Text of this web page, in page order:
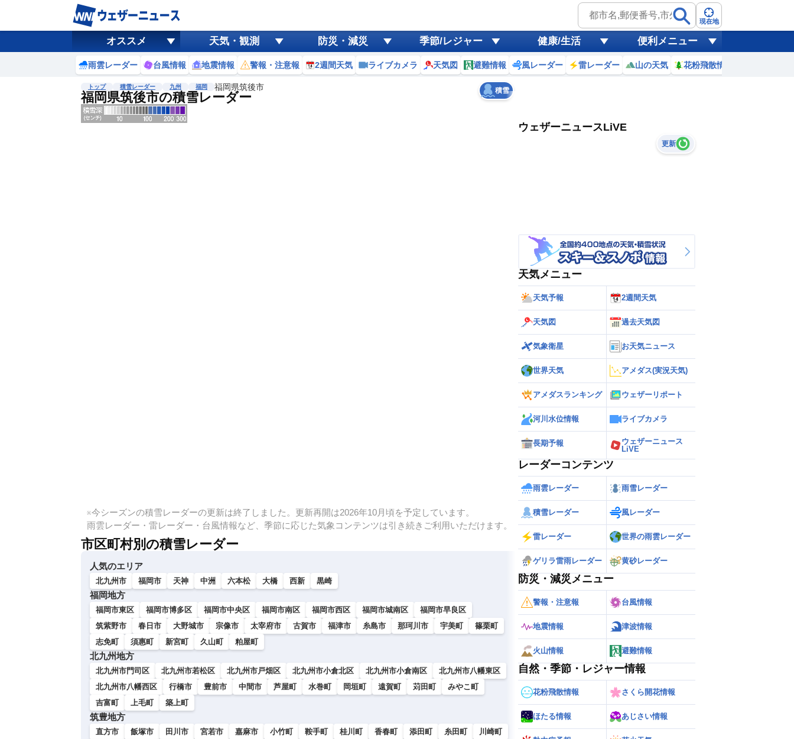
現在地
オススメ 天気・観測 防災・減災 季節/レジャー 健康/生活 便利メニュー
雨雲レーダー 台風情報 地震情報 警報・注意報 2週間天気 ライブカメラ 天気図 避難情報 風レーダー 雷レーダー 山の天気 花粉飛散情報
トップ 積雪レーダー 九州 福岡 福岡県筑後市
福岡県筑後市の積雪レーダー 積雪
黄砂
天気 台風
※今シーズンの積雪レーダーの更新は終了しました。更新再開は2026年10月頃を予定しています。
雨雲レーダー・雷レーダー・台風情報など、季節に応じた気象コンテンツは引き続きご利用いただけます。
市区町村別の積雪レーダー
人気のエリア
北九州市 福岡市 天神 中洲 六本松 大橋 西新 黒崎
福岡地方
福岡市東区 福岡市博多区 福岡市中央区 福岡市南区 福岡市西区 福岡市城南区
福岡市早良区
筑紫野市
春日市 大野城市 宗像市 太宰府市 古賀市 福津市 糸島市 那珂川市 宇美町
篠栗町
志免町
須惠町 新宮町 久山町 粕屋町
北九州地方
北九州市門司区 北九州市若松区 北九州市戸畑区 北九州市小倉北区 北九州市小倉南区
北九州市八幡東区
北九州市八幡西区
行橋市 豊前市 中間市 芦屋町 水巻町 岡垣町 遠賀町 苅田町
みやこ町
吉富町
上毛町 築上町
筑豊地方
直方市 飯塚市 田川市 宮若市 嘉麻市 小竹町 鞍手町 桂川町 香春町 添田町 糸田町
川崎町
ウェザーニュースLiVE
更新
天気メニュー
天気予報 2週間天気
天気図 過去天気図
気象衛星 お天気ニュース
世界天気 アメダス(実況天気)
アメダスランキング ウェザーリポート
河川水位情報 ライブカメラ
長期予報
ウェザーニュース
LiVE
レーダーコンテンツ
雨雲レーダー 雨雪レーダー
積雪レーダー 風レーダー
雷レーダー 世界の雨雲レーダー
ゲリラ雷雨レーダー 黄砂レーダー
防災・減災メニュー
警報・注意報 台風情報
地震情報 津波情報
火山情報 避難情報
自然・季節・レジャー情報
花粉飛散情報 さくら開花情報
ほたる情報 あじさい情報